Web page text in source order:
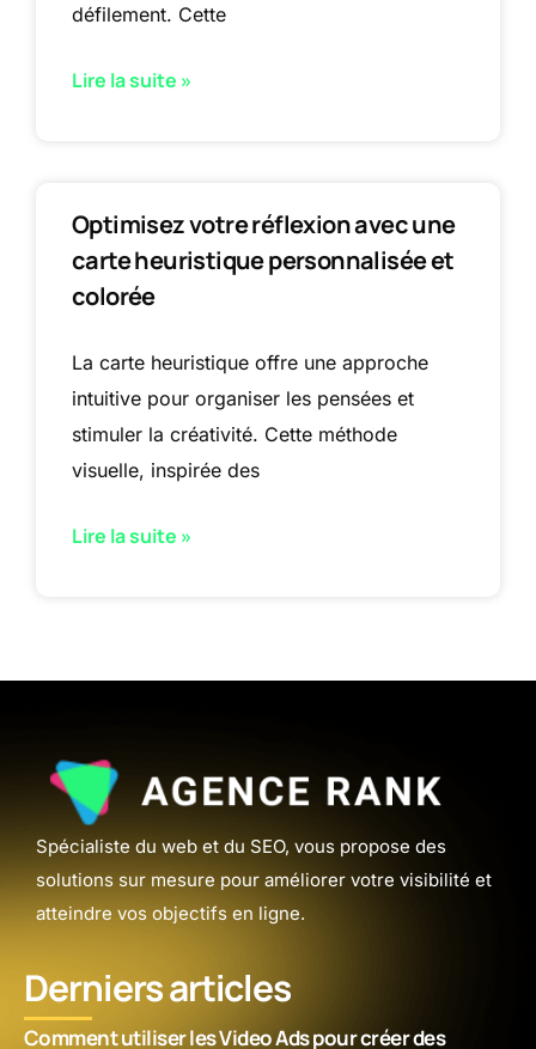
défilement. Cette
Lire la suite »
Optimisez votre réflexion avec une
carte heuristique personnalisée et
colorée
La carte heuristique offre une approche
intuitive pour organiser les pensées et
stimuler la créativité. Cette méthode
visuelle, inspirée des
Lire la suite »
Spécialiste du web et du SEO, vous propose des
solutions sur mesure pour améliorer votre visibilité et
atteindre vos objectifs en ligne.
Derniers articles
Comment utiliser les Video Ads pour créer des